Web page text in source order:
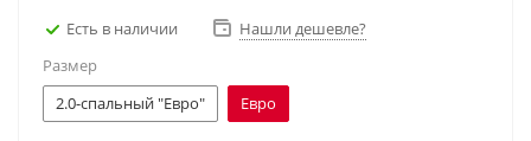
Есть в наличии
Нашли дешевле?
Размер
2.0-спальный "Евро"
Евро